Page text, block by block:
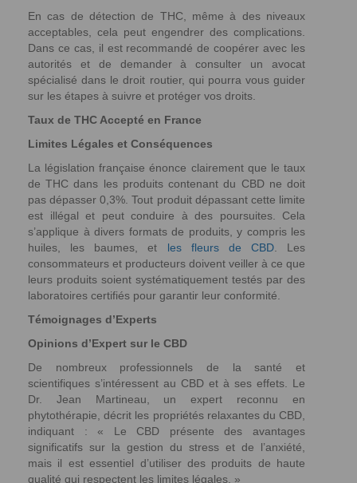
En cas de détection de THC, même à des niveaux
acceptables, cela peut engendrer des complications.
Dans ce cas, il est recommandé de coopérer avec les
autorités et de demander à consulter un avocat
spécialisé dans le droit routier, qui pourra vous guider
sur les étapes à suivre et protéger vos droits.
Taux de THC Accepté en France
Limites Légales et Conséquences
La législation française énonce clairement que le taux
de THC dans les produits contenant du CBD ne doit
pas dépasser 0,3%. Tout produit dépassant cette limite
est illégal et peut conduire à des poursuites. Cela
s’applique à divers formats de produits, y compris les
huiles, les baumes, et les fleurs de CBD. Les
consommateurs et producteurs doivent veiller à ce que
leurs produits soient systématiquement testés par des
laboratoires certifiés pour garantir leur conformité.
Témoignages d’Experts
Opinions d’Expert sur le CBD
De nombreux professionnels de la santé et
scientifiques s’intéressent au CBD et à ses effets. Le
Dr. Jean Martineau, un expert reconnu en
phytothérapie, décrit les propriétés relaxantes du CBD,
indiquant : « Le CBD présente des avantages
significatifs sur la gestion du stress et de l’anxiété,
mais il est essentiel d’utiliser des produits de haute
qualité qui respectent les limites légales. »